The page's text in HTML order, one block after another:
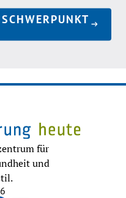
für
und